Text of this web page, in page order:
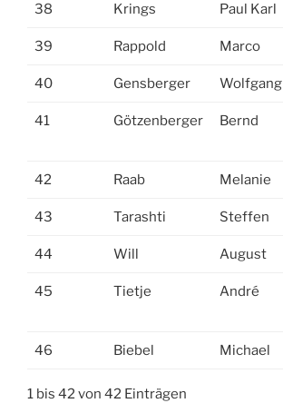
38 Krings Paul Karl
39 Rappold Marco
40 Gensberger Wolfgang
41 Götzenberger Bernd
42 Raab Melanie
43 Tarashti Steffen
44 Will August
45 Tietje André
46 Biebel Michael
1 bis 42 von 42 Einträgen